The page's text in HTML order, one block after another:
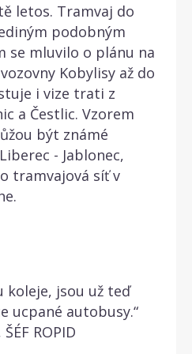
letos. Tramvaj do
podobným
se mluvilo o plánu na
Kobylisy až do
i vize trati z
a Čestlic. Vzorem
být známé
- Jablonec,
tramvajová síť v
koleje, jsou už teď
ucpané autobusy.“
ŠÉF ROPID